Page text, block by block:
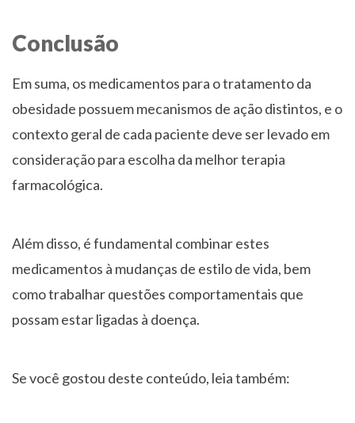
Conclusão
Em suma, os medicamentos para o tratamento da
obesidade possuem mecanismos de ação distintos, e o
contexto geral de cada paciente deve ser levado em
consideração para escolha da melhor terapia
farmacológica.
Além disso, é fundamental combinar estes
medicamentos à mudanças de estilo de vida, bem
como trabalhar questões comportamentais que
possam estar ligadas à doença.
Se você gostou deste conteúdo, leia também: